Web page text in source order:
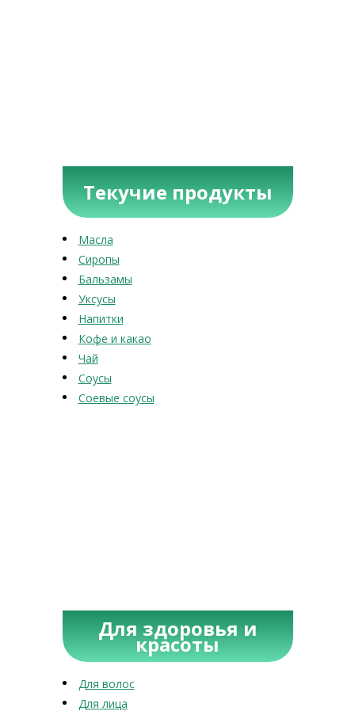
Текучие продукты
Масла
Сиропы
Бальзамы
Уксусы
Напитки
Кофе и какао
Чай
Соусы
Соевые соусы
Для здоровья и
красоты
Для волос
Для лица